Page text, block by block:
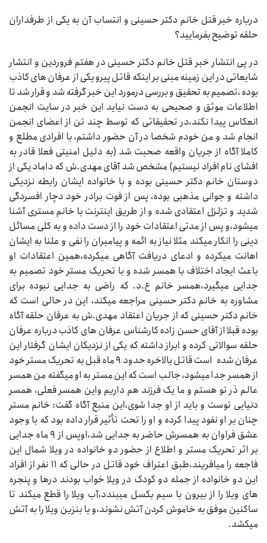
درباره خبر قتل خانم دکتر حسینی و انتساب آن به یکی از طرفداران
حلقه توضیح بفرمایید؟
در پی انتشار خبر قتل خانم دکتر حسینی در هفتم فروردین و انتشار
شایعاتی در این زمینه مبنی بر اینکه قاتل پیرو یکی از عرفان های کاذب
بوده ،تصمیم به تحقیق و بررسی درمورد این خبر گرفته شد و قرار شد تا
اطلاعات موثق و صحیحی به دست نیاید این خبر در سایت انجمن
انعکاس پیدا نکند،در تحقیقاتی که توسط چند تن از اعضای انجمن
انجام شد و من خودم شخصا در آن حضور داشتم، با افرادی مطلع و
کاملا آگاه از جریان واقعه صحبت شد (به دلیل امنیتی فعلا قادر به
افشای نام افراد نیستیم) مشخص شد آقای مهدی.ش که داماد یکی از
دوستان خانم دکتر حسینی بوده و با خانواده ایشان رابطه نزدیکی
داشته و جوانی مذهبی بوده، پس از فوت برادر خود دچار افسردگی
شدید و تزلزل اعتقادی شده و از طریق اینترنت با خانم مستری آشنا
میشود،و پس از مدتی اعتقادات خود را از دست داده و به کلی مسائل
دینی را انکار میکند مثلا نیاز به ائمه و پیامبران را نفی و علنا به ایشان
اهانت میکرده و ادعای دریافت آگاهی میکرده،همین اعتقادات او
باعث ایجاد اختلاف با همسر شده و با تحریک مستر خود تصمیم به
جدایی میگیرد،همسر خانم ع.د. که راضی به جدایی نبوده برای
مشاوره به خانم دکتر حسینی مراجعه میکند، این در حالی است که
خانم دکتر حسینی که از جریان اعتقاد مهدی.ش به عرفان حلقه آگاه
بوده قبلا از آقای حسن زاده کارشناس عرفان های کاذب درباره عرفان
حلقه سوالاتی کرده و ابراز داشته که یکی از نزدیکان ایشان گرفتار این
عرفان شده است قاتل بالاخره حدود ۹ ماه قبل به تحریک مستر خود
از همسر جدا میشود، جالب است که این مستر به او میگفته من همسر
عالم ذر تو هستم و ما یک فرزند هم داریم واین همسر فعلی، همسر
دنیایی توست و باید از او جدا شوی،این منبع آگاه گفت: خانم مستر
چنان بر او نفود پیدا کرده و او را تحت تأثیر قرار داده بود که با وجود
عشق فراوان به همسرش حاضر به جدایی شد،اوپس از ۹ ماه جدایی
بر اثر تحریک مستر و اطلاع از حضور دو خانواده در ویلا شمال این
فاجعه را میافریند،طبق اعتراف خود قاتل در حالی که ۱۱ نفر از افراد
این دو خانواده از جمله دو کودک در ویلا خواب بودند درها و پنجره
های ویلا را از بیرون با سیم بکسل میبندد،آب ویلا را قطع میکند تا
ساکنین موفق به خاموش کردن آتش نشوند،و با بنزین ویلا را به آتش
میکشد.